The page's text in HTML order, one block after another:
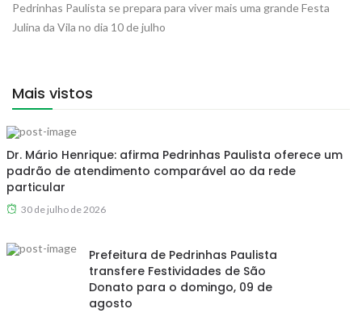
Pedrinhas Paulista se prepara para viver mais uma grande Festa
Julina da Vila no dia 10 de julho
Mais vistos
Dr. Mário Henrique: afirma Pedrinhas Paulista oferece um
padrão de atendimento comparável ao da rede
particular
30 de julho de 2026
Prefeitura de Pedrinhas Paulista
transfere Festividades de São
Donato para o domingo, 09 de
agosto